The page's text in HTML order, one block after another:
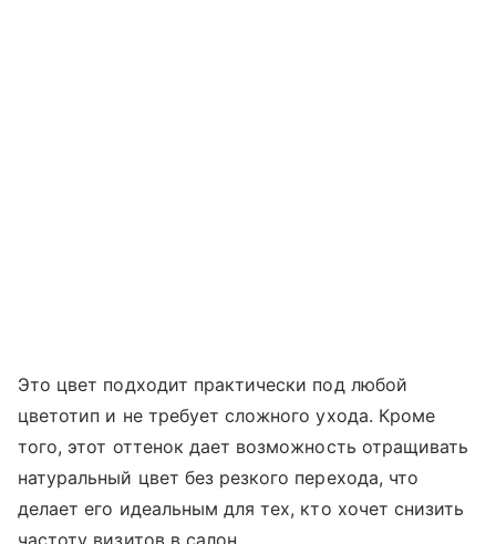
Это цвет подходит практически под любой
цветотип и не требует сложного ухода. Кроме
того, этот оттенок дает возможность отращивать
натуральный цвет без резкого перехода, что
делает его идеальным для тех, кто хочет снизить